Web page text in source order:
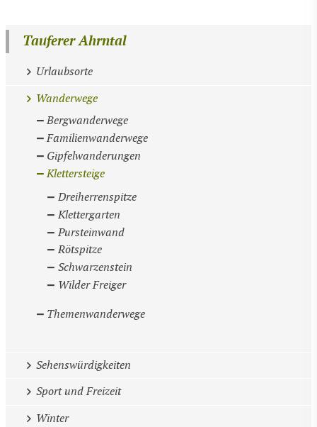
Tauferer Ahrntal
Urlaubsorte
Wanderwege
Bergwanderwege
Familienwanderwege
Gipfelwanderungen
Klettersteige
Dreiherrenspitze
Klettergarten
Pursteinwand
Rötspitze
Schwarzenstein
Wilder Freiger
Themenwanderwege
Sehenswürdigkeiten
Sport und Freizeit
Winter